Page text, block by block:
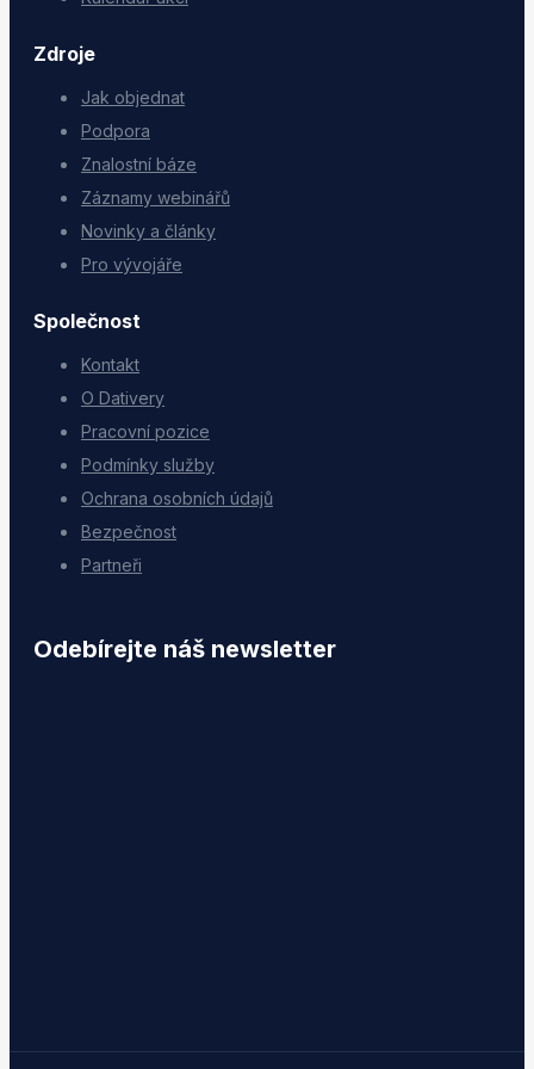
Zdroje
Jak objednat
Podpora
Znalostní báze
Záznamy webinářů
Novinky a články
Pro vývojáře
Společnost
Kontakt
O Dativery
Pracovní pozice
Podmínky služby
Ochrana osobních údajů
Bezpečnost
Partneři
Odebírejte náš newsletter